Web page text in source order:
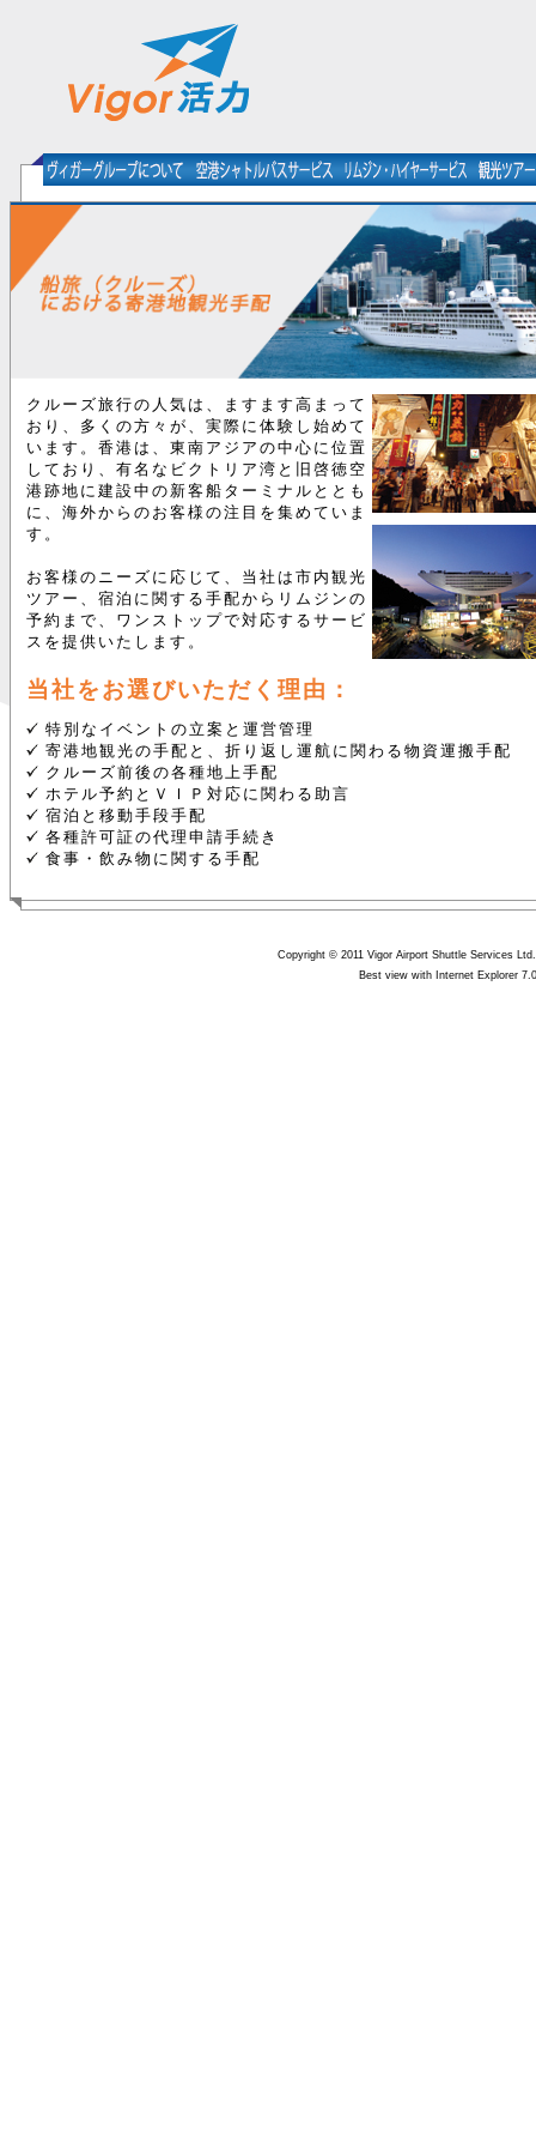
クルーズ旅行の人気は、ますます高まって
おり、多くの方々が、実際に体験し始めて
います。香港は、東南アジアの中心に位置
しており、有名なビクトリア湾と旧啓徳空
港跡地に建設中の新客船ターミナルととも
に、海外からのお客様の注目を集めていま
す。
お客様のニーズに応じて、当社は市内観光
ツアー、宿泊に関する手配からリムジンの
予約まで、ワンストップで対応するサービ
スを提供いたします。
当社をお選びいただく理由：
特別なイベントの立案と運営管理
寄港地観光の手配と、折り返し運航に関わる物資運搬手配
クルーズ前後の各種地上手配
ホテル予約とＶＩＰ対応に関わる助言
宿泊と移動手段手配
各種許可証の代理申請手続き
食事・飲み物に関する手配
Copyright © 2011 Vigor Airport Shuttle Services
Best view with Internet Explorer